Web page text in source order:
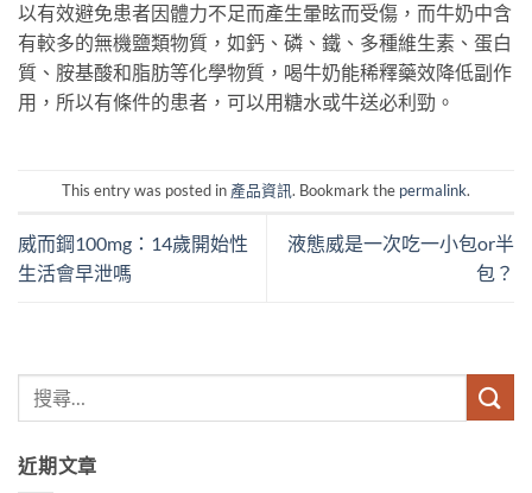
以有效避免患者因體力不足而產生暈眩而受傷，而牛奶中含
有較多的無機鹽類物質，如鈣、磷、鐵、多種維生素、蛋白
質、胺基酸和脂肪等化學物質，喝牛奶能稀釋藥效降低副作
用，所以有條件的患者，可以用糖水或牛送必利勁。
This entry was posted in 產品資訊. Bookmark the permalink.
威而鋼100mg：14歲開始性
生活會早泄嗎
液態威是一次吃一小包or半
包？
近期文章